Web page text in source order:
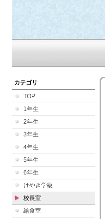
カテゴリ
TOP
1年生
2年生
3年生
4年生
5年生
6年生
けやき学級
校長室
給食室